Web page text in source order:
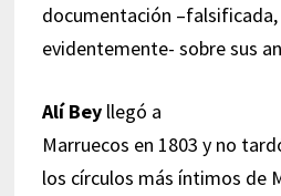
documentación –falsificada,
evidentemente- sobre sus
Alí Beyllegó a
Marruecos en 1803 y no
los círculos más íntimos de